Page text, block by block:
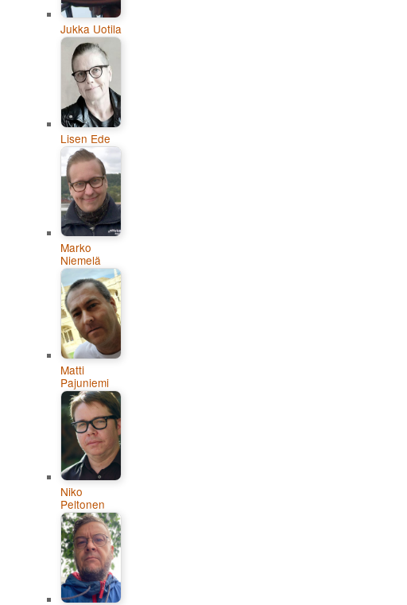
Jukka Uotila
Lisen Ede
Marko
Niemelä
Matti
Pajuniemi
Niko
Peltonen